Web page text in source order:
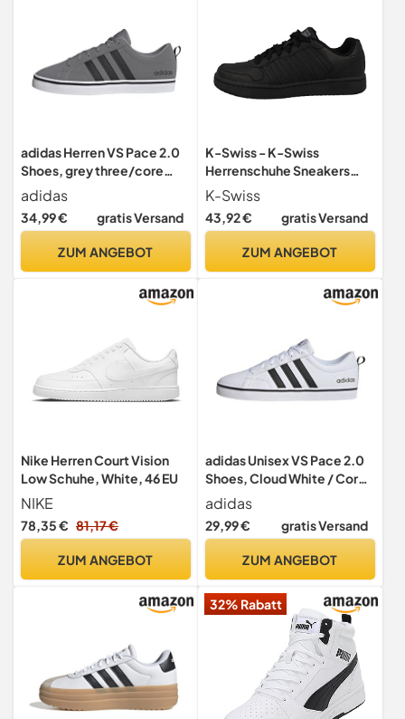
47,31 €
siehe Shopseite
gratis Versand | 4-5 Tage
ZUM ANGEBOT
47,72 €
ZUM ANGEBOT
gratis Versand | 5 Tage
ZUM ANGEBOT
ZUM ANGEBOT
50,99 €
4,95 € | 3-4 Tage
ZUM ANGEBOT
59,99 €
gratis Versand | 2 Tage
ZUM ANGEBOT
adidas Herren VS Pace 2.0
Shoes, grey three/core
black/Cloud white, 46 EU
adidas
34,99 € gratis Versand
ZUM ANGEBOT
K-Swiss - K-Swiss
Herrenschuhe Sneakers
06931-001-M COURT
PALISADES Schwarz -
06931-001-M - 44
K-Swiss
43,92 € gratis Versand
ZUM ANGEBOT
Nike Herren Court Vision
Low Schuhe, White, 46 EU
NIKE
78,35 € 81,17 €
ZUM ANGEBOT
adidas Unisex VS Pace 2.0
Shoes, Cloud White / Core
Black / Cloud White, 44 EU
adidas
29,99 € gratis Versand
ZUM ANGEBOT
32% Rabatt